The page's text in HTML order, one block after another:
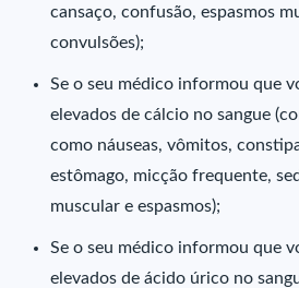
cansaço, confusão, espasmos
convulsões);
Se o seu médico informou que
elevados de cálcio no sangue
como náuseas, vômitos,
estômago, micção frequente,
muscular e espasmos);
Se o seu médico informou que
elevados de ácido úrico no